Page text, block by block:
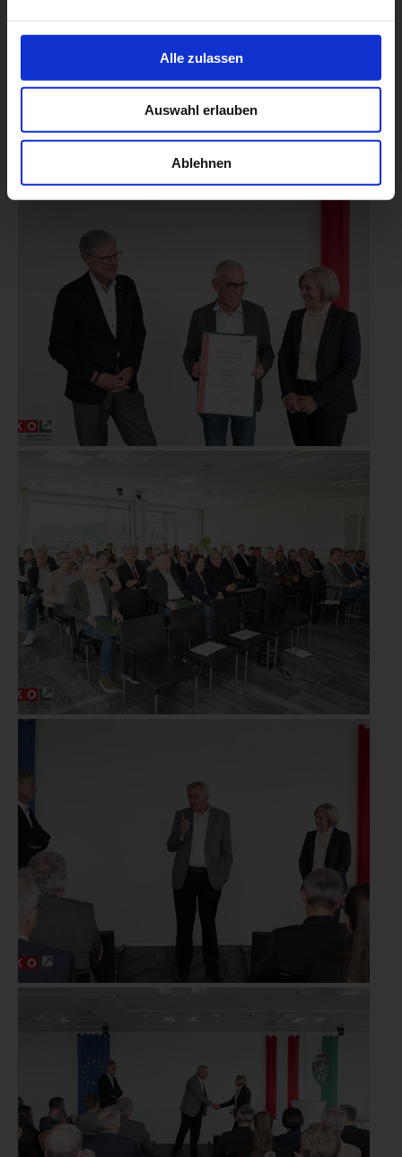
Alle zulassen
Auswahl erlauben
Ablehnen